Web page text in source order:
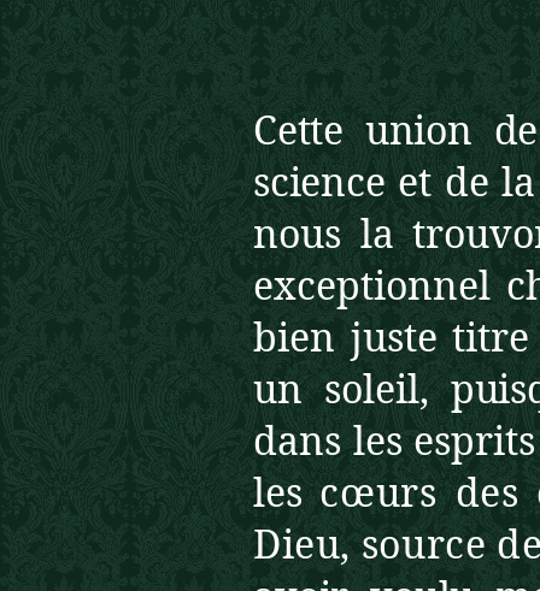
Cette union
science et de
nous la
exceptionnel
bien juste
un soleil,
dans les
les cœurs des
Dieu, source